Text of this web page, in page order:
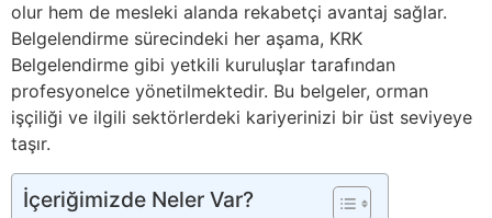
olur hem de mesleki alanda rekabetçi avantaj sağlar.
Belgelendirme sürecindeki her aşama, KRK
Belgelendirme gibi yetkili kuruluşlar tarafından
profesyonelce yönetilmektedir. Bu belgeler, orman
işçiliği ve ilgili sektörlerdeki kariyerinizi bir üst seviyeye
taşır.
İçeriğimizde Neler Var?